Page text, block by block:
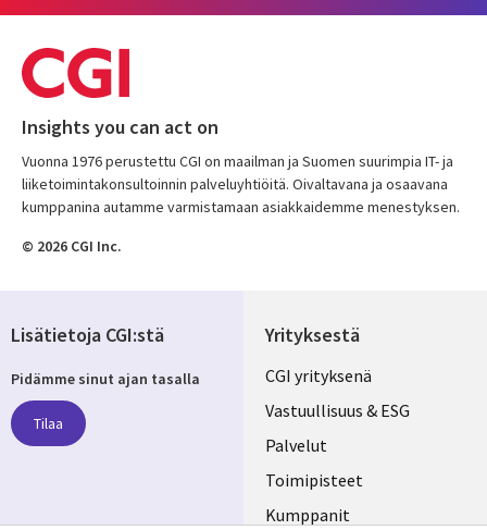
Insights you can act on
Vuonna 1976 perustettu CGI on maailman ja Suomen suurimpia IT- ja
liiketoimintakonsultoinnin palveluyhtiöitä. Oivaltavana ja osaavana
kumppanina autamme varmistamaan asiakkaidemme menestyksen.
© 2026 CGI Inc.
Yrityksestä
Useful
links
FINLAND
CGI yrityksenä
Vastuullisuus & ESG
Palvelut
Toimipisteet
Kumppanit
Lisätietoja CGI:stä
Pidämme sinut ajan tasalla
Tilaa